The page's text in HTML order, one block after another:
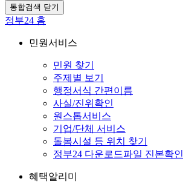
통합검색 닫기
정부24 홈
민원서비스
민원 찾기
주제별 보기
행정서식 간편이름
사실/진위확인
원스톱서비스
기업/단체 서비스
돌봄시설 등 위치 찾기
정부24 다운로드파일 진본확인
혜택알리미